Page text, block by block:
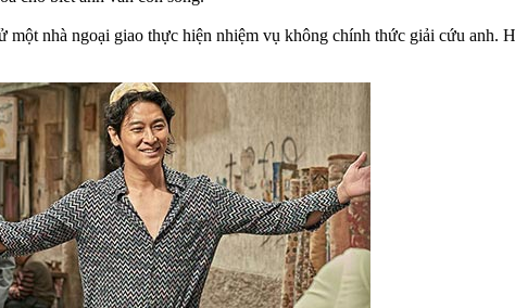
nhà ngoại giao thực hiện nhiệm vụ không chính thức giải cứu anh.